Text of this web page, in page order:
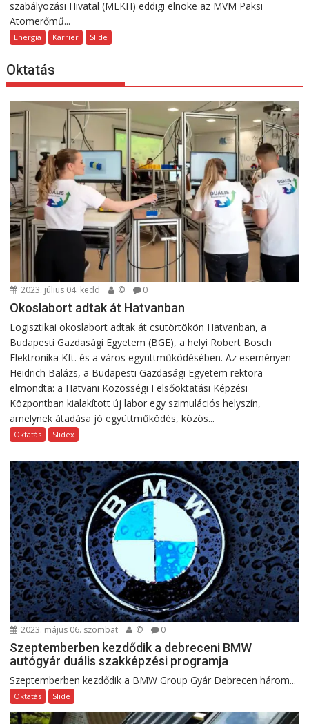
szabályozási Hivatal (MEKH) eddigi elnöke az MVM Paksi
Atomerőmű...
Energia Karrier Slide
Oktatás
2023. július 04. kedd © 0
Okoslabort adtak át Hatvanban
Logisztikai okoslabort adtak át csütörtökön Hatvanban, a
Budapesti Gazdasági Egyetem (BGE), a helyi Robert Bosch
Elektronika Kft. és a város együttműködésében. Az eseményen
Heidrich Balázs, a Budapesti Gazdasági Egyetem rektora
elmondta: a Hatvani Közösségi Felsőoktatási Képzési
Központban kialakított új labor egy szimulációs helyszín,
amelynek átadása jó együttműködés, közös...
Oktatás Slidex
2023. május 06. szombat © 0
Szeptemberben kezdődik a debreceni BMW
autógyár duális szakképzési programja
Szeptemberben kezdődik a BMW Group Gyár Debrecen három...
Oktatás Slide